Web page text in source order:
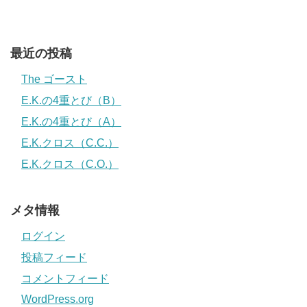
最近の投稿
The ゴースト
E.K.の4重とび（B）
E.K.の4重とび（A）
E.K.クロス（C.C.）
E.K.クロス（C.O.）
メタ情報
ログイン
投稿フィード
コメントフィード
WordPress.org